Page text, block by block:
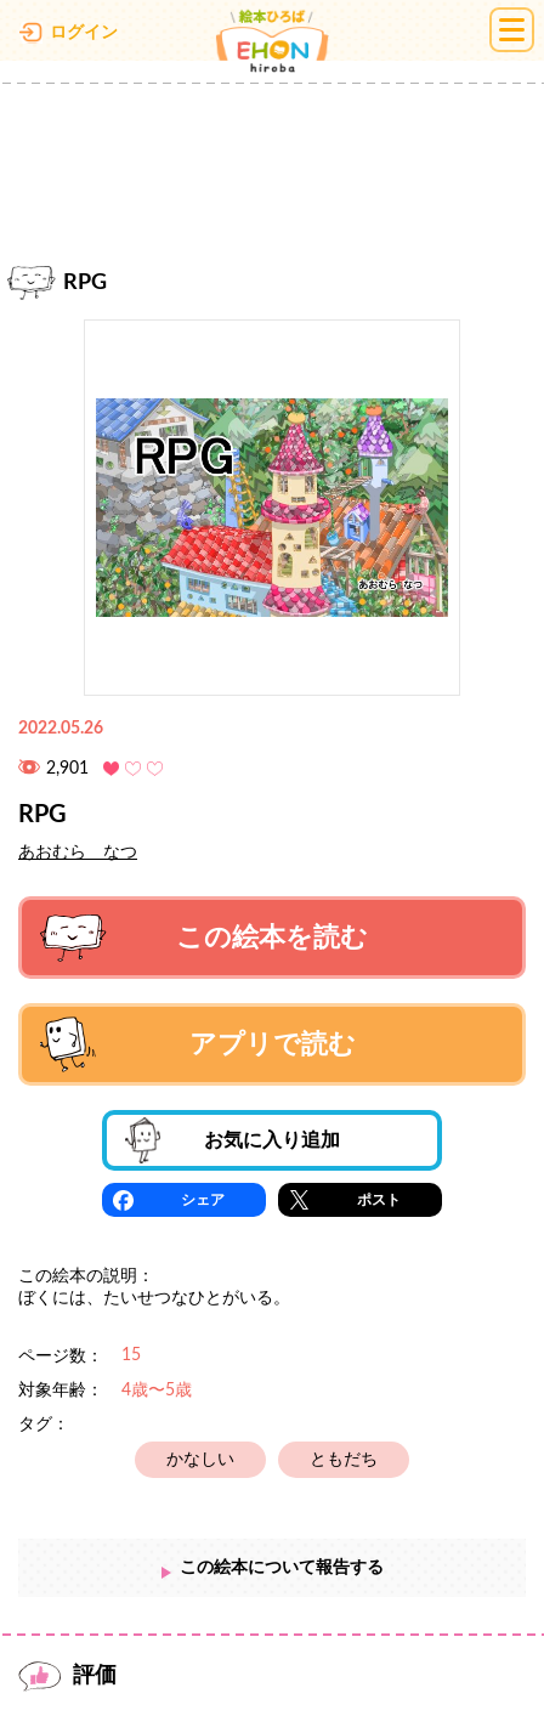
ログイン 絵本ひろば
RPG
2022.05.26
2,901
RPG
あおむら なつ
この絵本を読む
アプリで読む
お気に入り追加
シェア ポスト
この絵本の説明：
ぼくには、たいせつなひとがいる。
ページ数： 15
対象年齢：
4歳〜5歳
タグ：
かなしい ともだち
この絵本について報告する
評価